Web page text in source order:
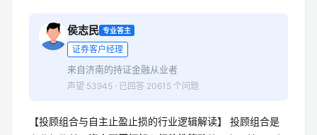
侯志民 专业答主
证券客户经理
来自济南的持证金融从业者
声望 53945 · 已回答 20615 个问题
【投顾组合与自主止盈止损的行业逻辑解读】 投顾组合是